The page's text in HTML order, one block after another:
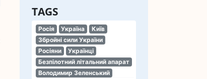
TAGS
Росія Україна
Київ
Збройні сили України
Росіяни
Українці
Безпілотний літальний апарат
Володимир Зеленський